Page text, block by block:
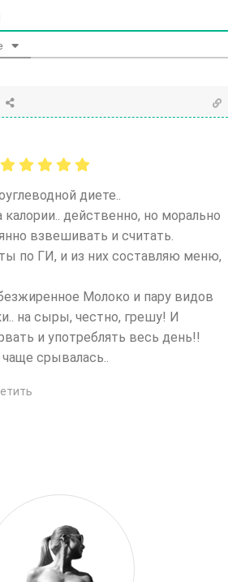
диете..
калории.. действенно, но морально
взвешивать и считать.
по ГИ, и из них составляю меню,
Молоко и пару видов
на сыры, честно, грешу! И
и употреблять весь день!!
чаще срывалась..